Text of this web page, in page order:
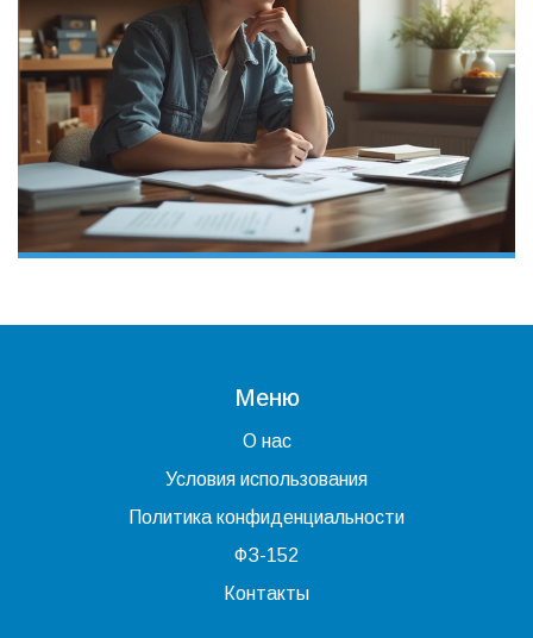
Меню
О нас
Условия использования
Политика конфиденциальности
ФЗ-152
Контакты